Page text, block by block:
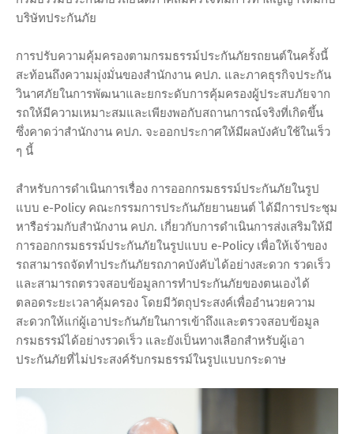
บริษัทประกันภัย
การปรับความคุ้มครองตามกรมธรรม์ประกันภัยรถยนต์ในครั้งนี้
สะท้อนถึงความมุ่งมั่นของสำนักงาน คปภ. และภาคธุรกิจประกัน
วินาศภัยในการพัฒนาและยกระดับการคุ้มครองผู้ประสบภัยจาก
รถให้มีความเหมาะสมและเพียงพอกับสถานการณ์จริงที่เกิดขึ้น
ซึ่งคาดว่าสำนักงาน คปภ. จะออกประกาศให้มีผลบังคับใช้ในเร็ว
ๆ นี้
สำหรับการดำเนินการเรื่อง การออกกรมธรรม์ประกันภัยในรูป
แบบ e-Policy คณะกรรมการประกันภัยยานยนต์ ได้มีการประชุม
หารือร่วมกับสำนักงาน คปภ. เกี่ยวกับการดำเนินการส่งเสริมให้มี
การออกกรมธรรม์ประกันภัยในรูปแบบ e-Policy เพื่อให้เจ้าของ
รถสามารถจัดทำประกันภัยรถภาคบังคับได้อย่างสะดวก รวดเร็ว
และสามารถตรวจสอบข้อมูลการทำประกันภัยของตนเองได้
ตลอดระยะเวลาคุ้มครอง โดยมีวัตถุประสงค์เพื่ออำนวยความ
สะดวกให้แก่ผู้เอาประกันภัยในการเข้าถึงและตรวจสอบข้อมูล
กรมธรรม์ได้อย่างรวดเร็ว และยังเป็นทางเลือกสำหรับผู้เอา
ประกันภัยที่ไม่ประสงค์รับกรมธรรม์ในรูปแบบกระดาษ